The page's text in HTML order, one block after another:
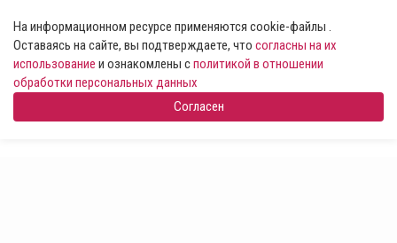
На информационном ресурсе применяются cookie-файлы .
Оставаясь на сайте, вы подтверждаете, что согласны на их
использование и ознакомлены сполитикой в отношении
обработки персональных данных
Согласен